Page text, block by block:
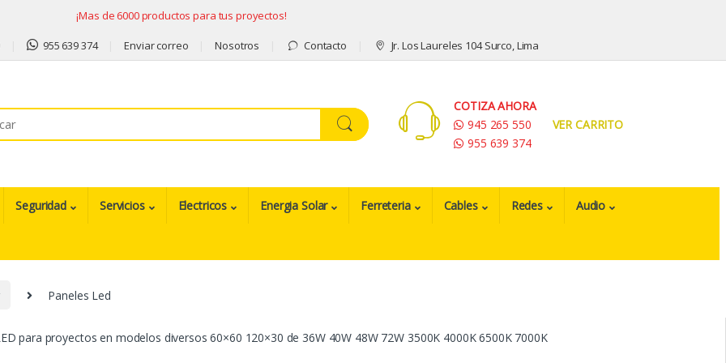
¡Mas de 6000 productos para tus proyectos!
955 639 374 Enviar correo Nosotros Contacto Jr. Los Laureles 104 Surco, Lima
COTIZA AHORA
945 265 550
955 639 374
VER CARRITO
Seguridad Servicios Electricos Energia Solar Ferreteria Cables Redes Audio
Paneles Led
para proyectos en modelos diversos 60×60 120×30 de 36W 40W 48W 72W 3500K 4000K 6500K 7000K